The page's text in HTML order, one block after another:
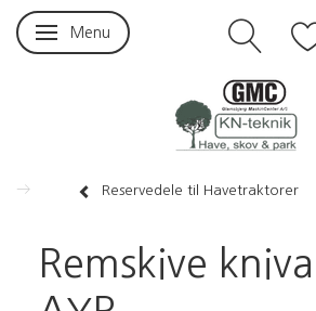
Skifte navigation
Menu
Reservedele til Havetraktorer
Remskive